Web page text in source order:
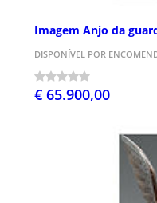
Imagem Anjo da
DISPONÍVEL POR
€ 65.900,00